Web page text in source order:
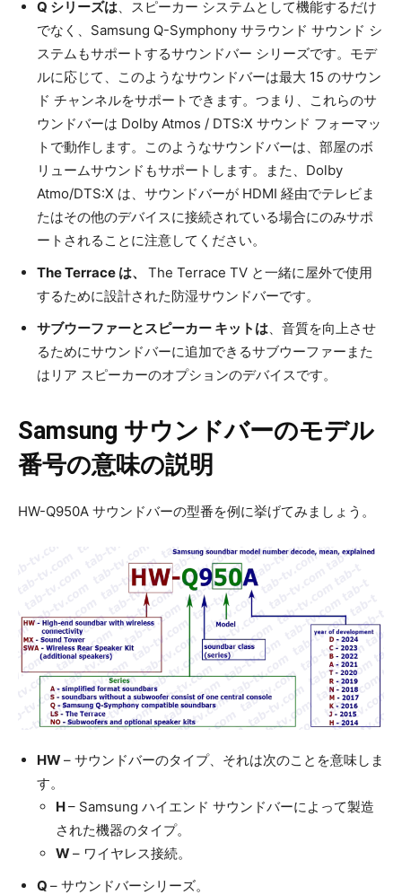
Q シリーズは 、スピーカー システムとして機能するだけ
でなく、Samsung Q-Symphony サラウンド サウンド シ
ステムもサポートするサウンドバー シリーズです。モデ
ルに応じて、このようなサウンドバーは最大 15 のサウン
ド チャンネルをサポートできます。つまり、これらのサ
ウンドバーは Dolby Atmos / DTS:X サウンド フォーマッ
トで動作します。このようなサウンドバーは、部屋のボ
リュームサウンドもサポートします。また、Dolby
Atmo/DTS:X は、サウンドバーが HDMI 経由でテレビま
たはその他のデバイスに接続されている場合にのみサポ
ートされることに注意してください。
The Terrace は、 The Terrace TV と一緒に屋外で使用
するために設計された防湿サウンドバーです。
サブウーファーとスピーカー キットは 、音質を向上させ
るためにサウンドバーに追加できるサブウーファーまた
はリア スピーカーのオプションのデバイスです。
Samsung サウンドバーのモデル
番号の意味の説明
HW-Q950A サウンドバーの型番を例に挙げてみましょう。
HW– サウンドバーのタイプ、それは次のことを意味しま
す。
H– Samsung ハイエンド サウンドバーによって製造
された機器のタイプ。
W– ワイヤレス接続。
Q – サウンドバーシリーズ。